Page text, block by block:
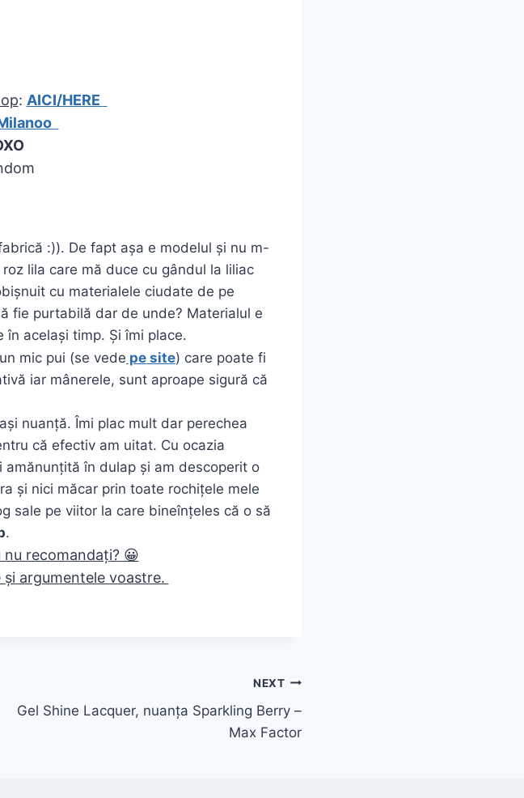
: AICI/HERE
:)). De fapt așa e modelul și nu m-
lila care mă duce cu gândul la liliac
cu materialele ciudate de pe
fie purtabilă dar de unde? Materialul e
același timp. Și îmi place.
mic pui (se vede pe site) care poate fi
iar mânerele, sunt aproape sigură că
nuanță. Îmi plac mult dar perechea
că efectiv am uitat. Cu ocazia
în dulap și am descoperit o
și nici măcar prin toate rochițele mele
sale pe viitor la care bineînțeles că o să
.
nu recomandați? 😀
argumentele voastre.
NEXT
Gel Shine Lacquer, nuanța Sparkling Berry –
Max Factor